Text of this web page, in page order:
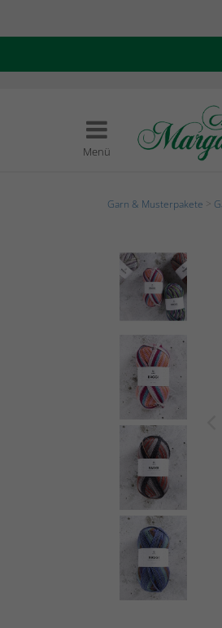
Menü
Garn & Musterpakete